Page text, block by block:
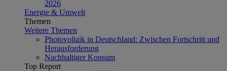
2026
Energie & Umwelt
Themen
Weitere Themen
Photovoltaik in Deutschland: Zwischen Fortschritt und
Herausforderung
Nachhaltiger Konsum
Top Report